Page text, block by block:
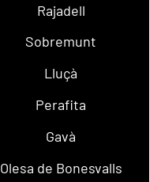
Rajadell
Sobremunt
Lluçà
Perafita
Gavà
Olesa de Bonesvalls